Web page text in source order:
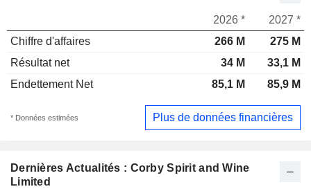
Dernières Actualités : Corby Spirit and Wine
Limited
2026 *
2027 *
Chiffre d'affaires
266 M
275 M
Résultat net
34 M
33,1 M
Endettement Net
85,1 M 85,9 M
* Données estimées Plus de données financières